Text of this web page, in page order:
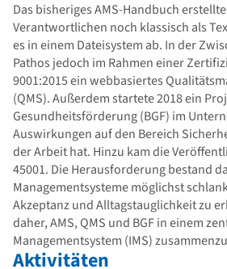
Das bisheriges AMS-Handbuch
Verantwortlichen noch klassisch als
es in einem Dateisystem ab. In der
Pathos jedoch im Rahmen einer
9001:2015 ein webbasiertes
(QMS). Außerdem startete 2018 ein
Gesundheitsförderung (BGF) im
Auswirkungen auf den Bereich
der Arbeit hat. Hinzu kam die
45001. Die Herausforderung bestand
Managementsysteme möglichst
Akzeptanz und Alltagstauglichkeit zu
daher, AMS, QMS und BGF in einem
Managementsystem (IMS)
Aktivitäten